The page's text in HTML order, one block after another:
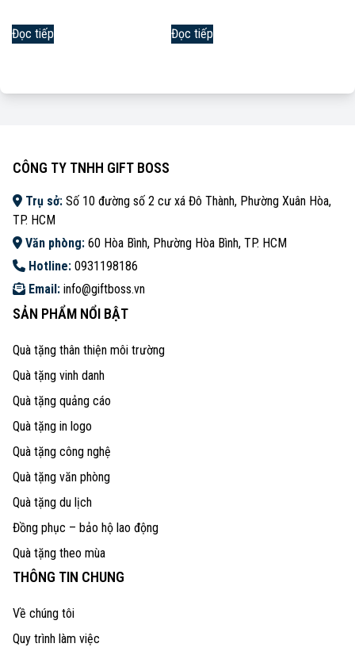
Đọc tiếp Đọc tiếp
CÔNG TY TNHH GIFT BOSS
Trụ sở: Số 10 đường số 2 cư xá Đô Thành, Phường Xuân Hòa,
TP. HCM
Văn phòng: 60 Hòa Bình, Phường Hòa Bình, TP. HCM
Hotline: 0931198186
Email: info@giftboss.vn
SẢN PHẨM NỔI BẬT
Quà tặng thân thiện môi trường
Quà tặng vinh danh
Quà tặng quảng cáo
Quà tặng in logo
Quà tặng công nghệ
Quà tặng văn phòng
Quà tặng du lịch
Đồng phục – bảo hộ lao động
Quà tặng theo mùa
THÔNG TIN CHUNG
Về chúng tôi
Quy trình làm việc